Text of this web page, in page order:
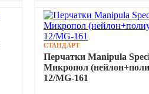
СТАНДАРТ
Перчатки Manipula
Микропол
12/MG-161